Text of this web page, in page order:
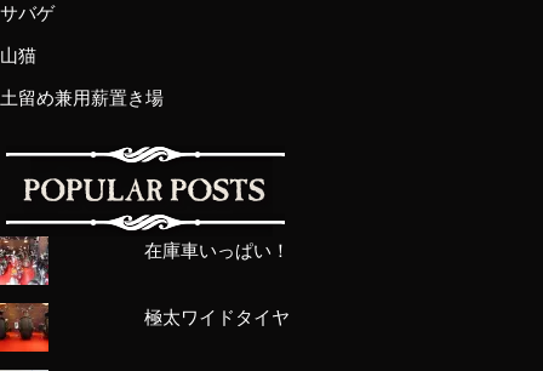
サバゲ
山猫
土留め兼用薪置き場
在庫車いっぱい！
極太ワイドタイヤ